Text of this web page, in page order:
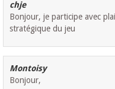
chje
Bonjour, je participe avec
stratégique du jeu
Montoisy
Bonjour,